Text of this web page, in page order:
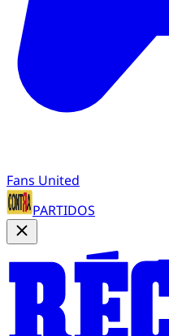
Fans United
PARTIDOS